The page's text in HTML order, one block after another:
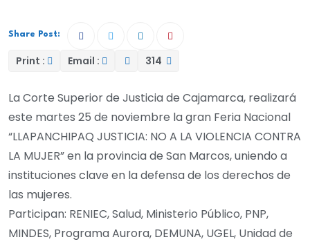
Share Post:
Print : Email : 314
La Corte Superior de Justicia de Cajamarca, realizará
este martes 25 de noviembre la gran Feria Nacional
“LLAPANCHIPAQ JUSTICIA: NO A LA VIOLENCIA CONTRA
LA MUJER” en la provincia de San Marcos, uniendo a
instituciones clave en la defensa de los derechos de
las mujeres.
Participan: RENIEC, Salud, Ministerio Público, PNP,
MINDES, Programa Aurora, DEMUNA, UGEL, Unidad de